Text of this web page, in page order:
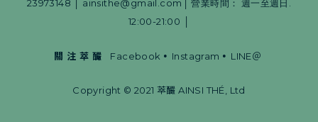
23973148
ainsithe@gmail.com 營業時間： 週一至週日
12:00-21:00
關 注 萃 釅 Facebook • Instagram • LINE＠
Copyright © 2021 萃釅 AINSI THÉ, Ltd